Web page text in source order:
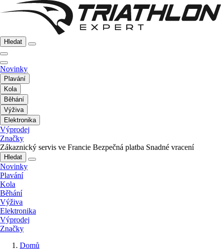
Hledat
Novinky
Plavání
Kola
Běhání
Výživa
Elektronika
Výprodej
Značky
Zákaznický servis ve Francie Bezpečná platba Snadné vracení
Hledat
Novinky
Plavání
Kola
Běhání
Výživa
Elektronika
Výprodej
Značky
Domů